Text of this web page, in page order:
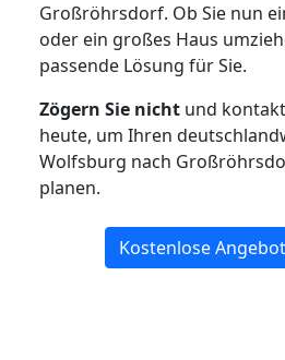
Großröhrsdorf. Ob Sie nun
oder ein großes Haus
passende Lösung für Sie.
Zögern Sie nicht und
heute, um Ihren
Wolfsburg nach
planen.
Kostenlose